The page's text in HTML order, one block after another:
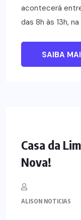
acontecerá
das 8h às 13h, na
SAIBA
Casa da
Nova!
ALISON NOTICIAS